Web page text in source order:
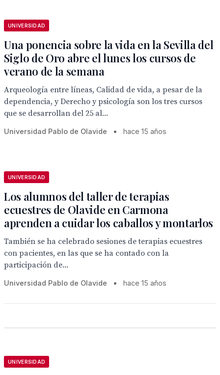
UNIVERSIDAD
Una ponencia sobre la vida en la Sevilla del
Siglo de Oro abre el lunes los cursos de
verano de la semana
Arqueología entre líneas, Calidad de vida, a pesar de la
dependencia, y Derecho y psicología son los tres cursos
que se desarrollan del 25 al...
Universidad Pablo de Olavide • hace 15 años
UNIVERSIDAD
Los alumnos del taller de terapias
ecuestres de Olavide en Carmona
aprenden a cuidar los caballos y montarlos
También se ha celebrado sesiones de terapias ecuestres
con pacientes, en las que se ha contado con la
participación de...
Universidad Pablo de Olavide • hace 15 años
UNIVERSIDAD